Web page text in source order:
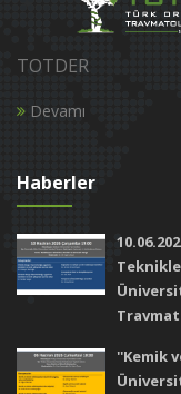
TOTDER
Devamı
Haberler
''Kemik